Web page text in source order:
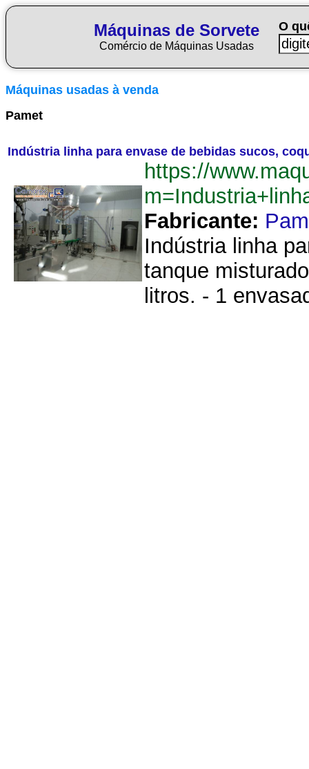
Máquinas de Sorvete
Comércio de Máquinas Usadas
O
Máquinas usadas à venda
Pamet
Indústria linha para envase de bebidas sucos,
https://
Fabricante:
Indústria linha
tanque
litros. - 1